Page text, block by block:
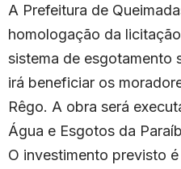
A Prefeitura de
homologação da
sistema de esgotamento
irá beneficiar os
Rêgo. A obra será
Água e Esgotos da
O investimento previsto